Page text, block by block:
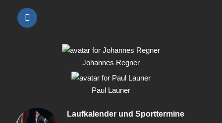
Johannes Regner
Paul Launer
Laufkalender und Sporttermine